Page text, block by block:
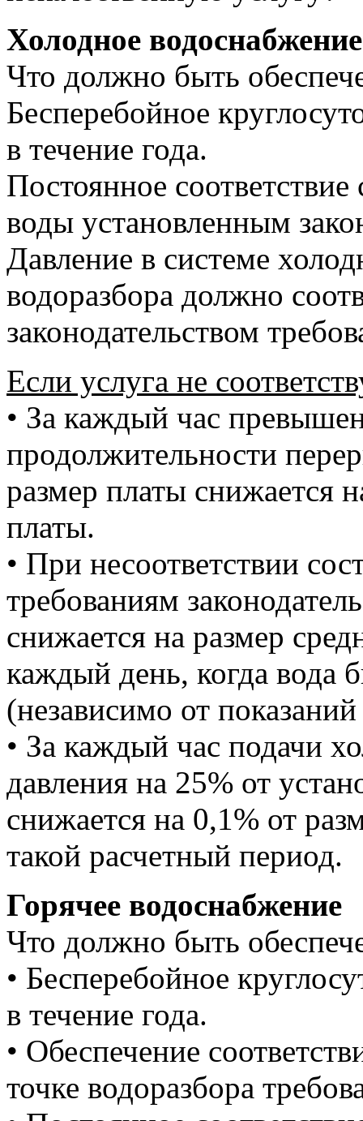
Холодное водоснабжение
Что должно быть
Бесперебойное
в течение года.
Постоянное
воды установленным
Давление в системе
водоразбора должно
законодательством
Если услуга не
• За каждый час
продолжительности
размер платы снижается
платы.
• При несоответствии
требованиям
снижается на размер
каждый день, когда вода
(независимо от
• За каждый час подачи
давления на 25% от
снижается на 0,1% от
такой расчетный период.
Горячее водоснабжение
Что должно быть
• Бесперебойное
в течение года.
• Обеспечение
точке водоразбора